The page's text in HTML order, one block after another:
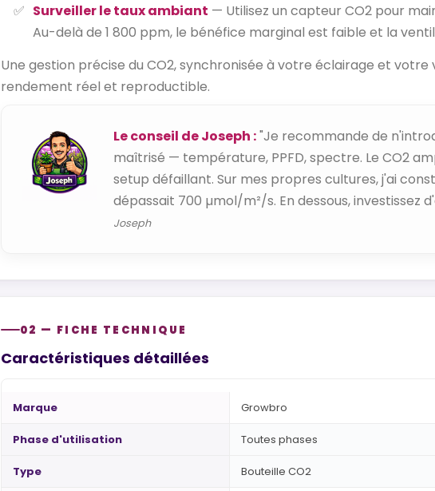
Surveiller le taux ambiant — Utilisez un capteur CO2 pour
Au-delà de 1 800 ppm, le bénéfice marginal est faible et la
Une gestion précise du CO2, synchronisée à votre éclairage et
rendement réel et reproductible.
Le conseil de Joseph :"Je recommande de
maîtrisé — température, PPFD, spectre. Le CO2
setup défaillant. Sur mes propres cultures, j'ai
dépassait 700 µmol/m²/s. En dessous, investissez
Joseph
02 — FICHE TECHNIQUE
Caractéristiques détaillées
Marque Growbro
Phase d'utilisation Toutes phases
Type Bouteille CO2